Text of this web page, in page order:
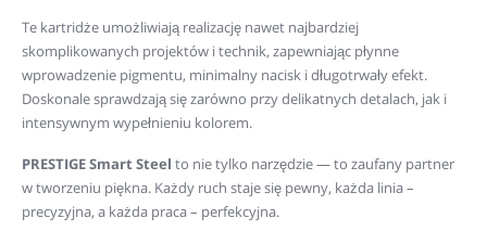
Te kartridże umożliwiają realizację nawet najbardziej
skomplikowanych projektów i technik, zapewniając płynne
wprowadzenie pigmentu, minimalny nacisk i długotrwały efekt.
Doskonale sprawdzają się zarówno przy delikatnych detalach, jak i
intensywnym wypełnieniu kolorem.
PRESTIGE Smart Steel to nie tylko narzędzie — to zaufany partner
w tworzeniu piękna. Każdy ruch staje się pewny, każda linia –
precyzyjna, a każda praca – perfekcyjna.